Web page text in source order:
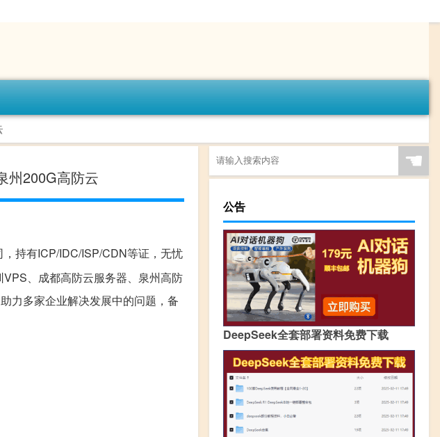
州200G高防云
持有ICP/IDC/ISP/CDN等证，无忧
、成都高防云服务器、泉州高防
力多家企业解决发展中的问题，备
☚
公告
DeepSeek全套部署资料免费下载